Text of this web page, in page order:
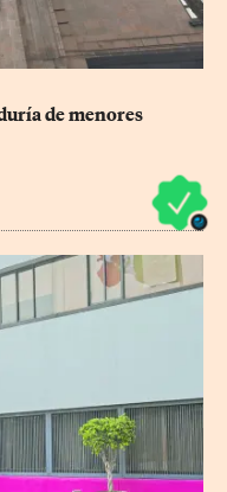
de menores